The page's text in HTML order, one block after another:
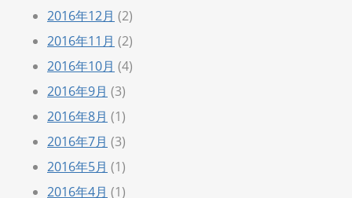
2016年12月 (2)
2016年11月 (2)
2016年10月 (4)
2016年9月 (3)
2016年8月 (1)
2016年7月 (3)
2016年5月 (1)
2016年4月 (1)